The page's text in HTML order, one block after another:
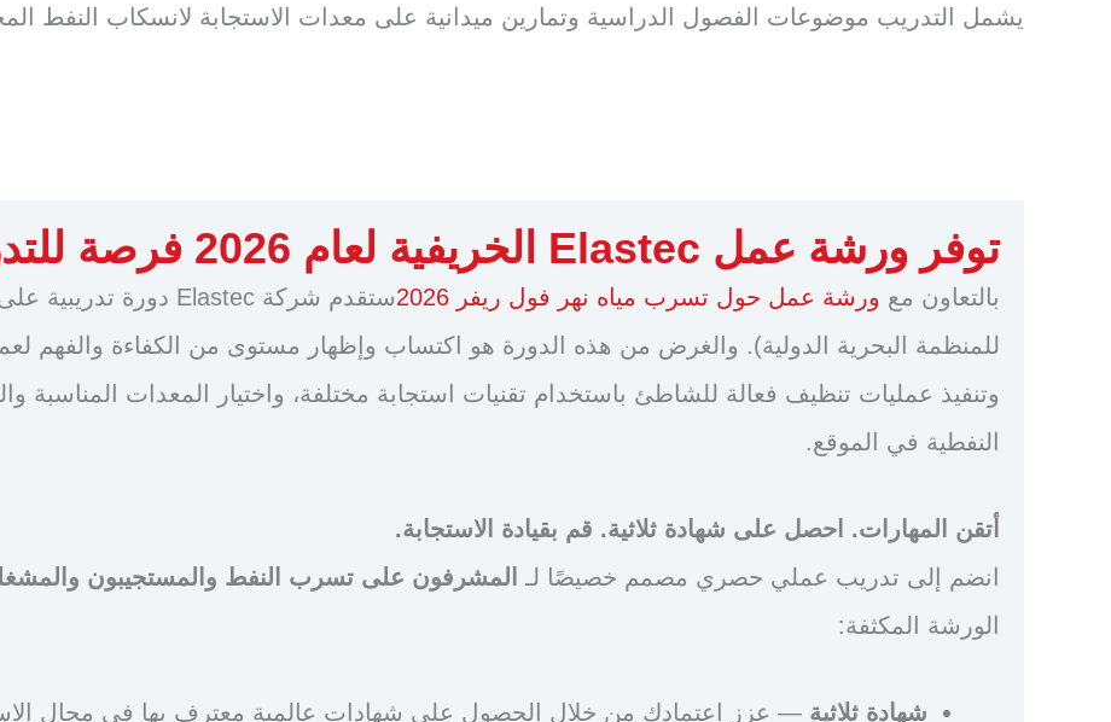
يشمل التدريب موضوعات الفصول الدراسية وتمارين ميدانية على معدات الاستجابة لانسكاب النفط
توفر ورشة عمل Elastec الخريفية لعام 2026 فرصة للتدريب على OPRC
بالتعاون مع ورشة عمل حول تسرب مياه نهر فول ريفر 2026
للمنظمة البحرية الدولية). والغرض من هذه الدورة هو اكتساب وإظهار مستوى من الكفاءة والفهم
وتنفيذ عمليات تنظيف فعالة للشاطئ باستخدام تقنيات استجابة مختلفة، واختيار المعدات المناسبة
النفطية في الموقع.
أتقن المهارات. احصل على شهادة ثلاثية. قم بقيادة الاستجابة.
انضم إلى تدريب عملي حصري مصمم خصيصًا لـ المشرفون على تسرب النفط والمستجيبون
الورشة المكثفة:
شهادة ثلاثية — عزز اعتمادك من خلال الحصول على شهادات عالمية معترف بها في مجال